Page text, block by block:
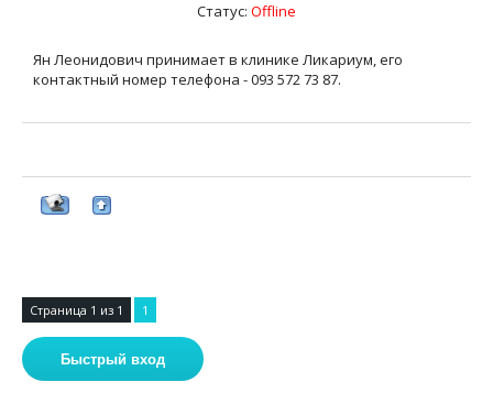
Статус: Offline
Ян Леонидович принимает в клинике Ликариум, его
контактный номер телефона - 093 572 73 87.
Страница 1 из 1 1